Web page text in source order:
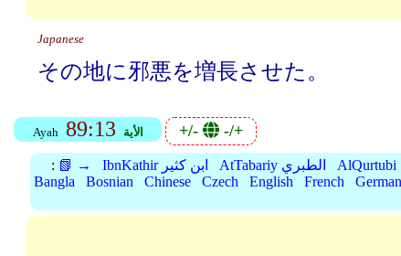
Japanese
その地に邪悪を増長させた。
Ayah 89:13 الأية +/- -/+
: 📗 → IbnKathir ابن كثير AtTabariy الطبري
Bangla
Bosnian Chinese Czech English French German